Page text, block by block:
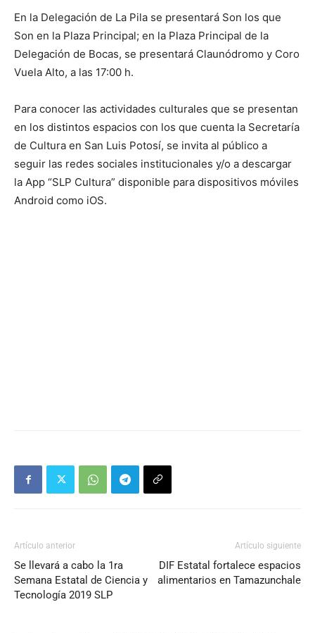
En la Delegación de La Pila se presentará Son los que
Son en la Plaza Principal; en la Plaza Principal de la
Delegación de Bocas, se presentará Claunódromo y Coro
Vuela Alto, a las 17:00 h.
Para conocer las actividades culturales que se presentan
en los distintos espacios con los que cuenta la Secretaría
de Cultura en San Luis Potosí, se invita al público a
seguir las redes sociales institucionales y/o a descargar
la App “SLP Cultura” disponible para dispositivos móviles
Android como iOS.
Artículo anterior
Se llevará a cabo la 1ra
Semana Estatal de Ciencia y
Tecnología 2019 SLP
Artículo siguiente
DIF Estatal fortalece espacios
alimentarios en Tamazunchale